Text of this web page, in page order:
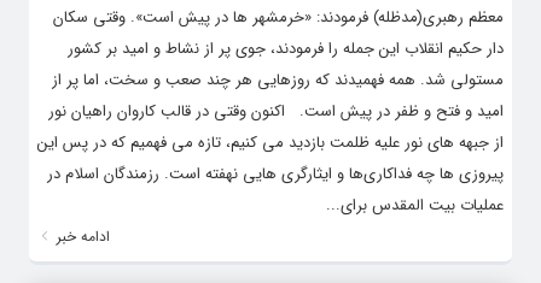
معظم رهبری(مدظله) فرمودند: «خرمشهر ها در پیش است». وقتی سکان
دار حکیم انقلاب این جمله را فرمودند، جوی پر از نشاط و امید بر کشور
مستولی شد. همه فهمیدند که روزهایی هر چند صعب و سخت، اما پر از
امید و فتح و ظفر در پیش است. اکنون وقتی در قالب کاروان راهیان نور
از جبهه های نور علیه ظلمت بازدید می کنیم، تازه می فهمیم که در پس این
پیروزی ها چه فداکاری‌ها و ایثارگری هایی نهفته است. رزمندگان اسلام در
عملیات بیت المقدس برای...
ادامه خبر